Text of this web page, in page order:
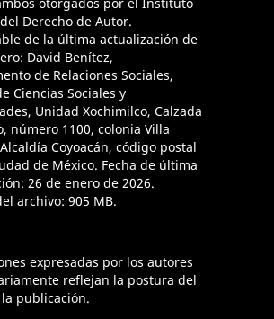
Derecho de Autor.
de la última actualización de
David Benítez,
de Relaciones Sociales,
Ciencias Sociales y
Unidad Xochimilco, Calzada
número 1100, colonia Villa
Coyoacán, código postal
de México. Fecha de última
26 de enero de 2026.
archivo: 905 MB.
expresadas por los autores
reflejan la postura del
publicación.